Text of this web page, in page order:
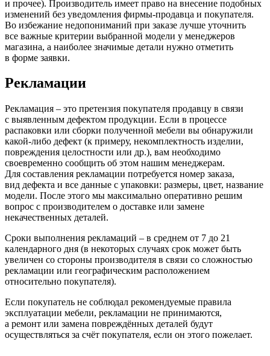
и прочее). Производитель имеет право на внесение подобных
изменений без уведомления фирмы-продавца и покупателя.
Во избежание недопониманий при заказе лучше уточнить
все важные критерии выбранной модели у менеджеров
магазина, а наиболее значимые детали нужно отметить
в форме заявки.
Рекламации
Рекламация – это претензия покупателя продавцу в связи
с выявленным дефектом продукции. Если в процессе
распаковки или сборки полученной мебели вы обнаружили
какой-либо дефект (к примеру, некомплектность изделии,
повреждения целостности или др.), вам необходимо
своевременно сообщить об этом нашим менеджерам.
Для составления рекламации потребуется номер заказа,
вид дефекта и все данные с упаковки: размеры, цвет, название
модели. После этого мы максимально оперативно решим
вопрос с производителем о доставке или замене
некачественных деталей.
Сроки выполнения рекламаций – в среднем от 7 до 21
календарного дня (в некоторых случаях срок может быть
увеличен со стороны производителя в связи со сложностью
рекламации или географическим расположением
относительно покупателя).
Если покупатель не соблюдал рекомендуемые правила
эксплуатации мебели, рекламации не принимаются,
а ремонт или замена повреждённых деталей будут
осуществляться за счёт покупателя, если он этого пожелает.